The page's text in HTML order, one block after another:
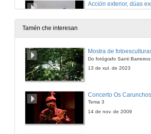
29 de xuño de 2016
Tamén che interesan
Mostra de
13 de xul. de 2023
Concerto Os Carunchos
Tema 3
14 de nov. de 2009